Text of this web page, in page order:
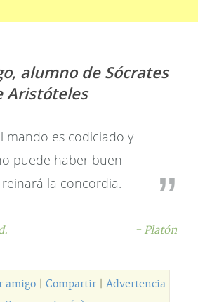
alumno de Sócrates
Aristóteles
mando es codiciado y
puede haber buen
la concordia.
- Platón
amigo| Compartir| Advertencia